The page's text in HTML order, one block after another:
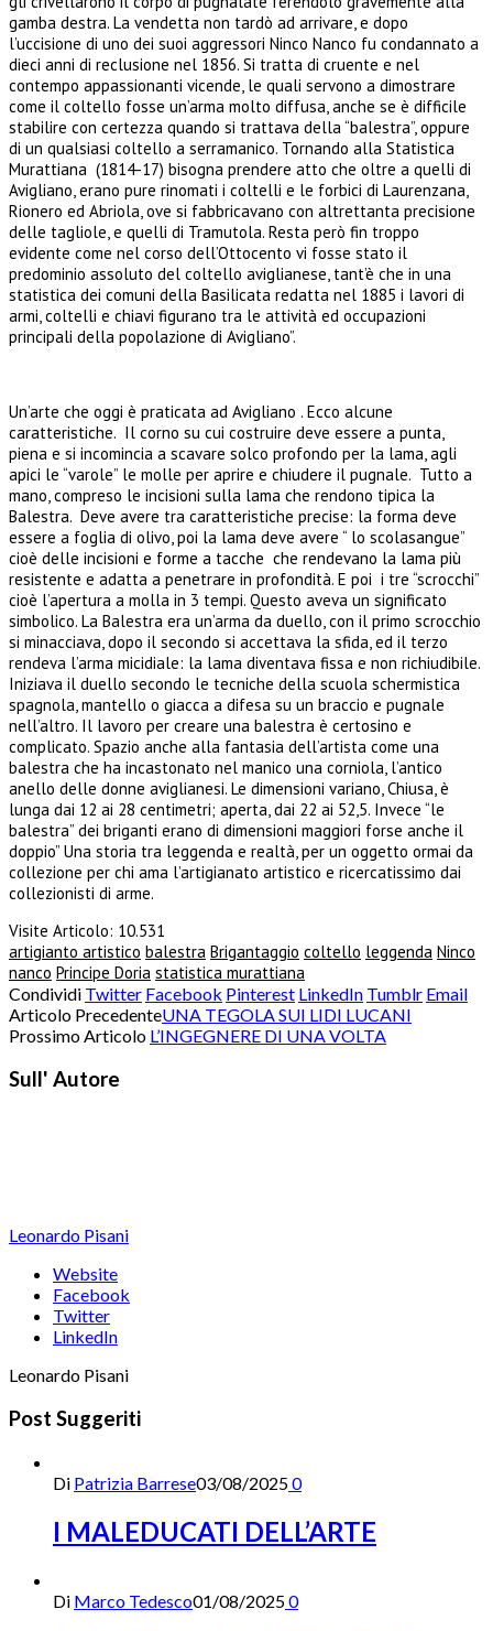
gamba destra. La vendetta non tardò ad arrivare, e dopo
l’uccisione di uno dei suoi aggressori Ninco Nanco fu condannato a
dieci anni di reclusione nel 1856. Si tratta di cruente e nel
contempo appassionanti vicende, le quali servono a dimostrare
come il coltello fosse un’arma molto diffusa, anche se è difficile
stabilire con certezza quando si trattava della “balestra”, oppure
di un qualsiasi coltello a serramanico. Tornando alla Statistica
Murattiana (1814-17) bisogna prendere atto che oltre a quelli di
Avigliano, erano pure rinomati i coltelli e le forbici di Laurenzana,
Rionero ed Abriola, ove si fabbricavano con altrettanta precisione
delle tagliole, e quelli di Tramutola. Resta però fin troppo
evidente come nel corso dell’Ottocento vi fosse stato il
predominio assoluto del coltello aviglianese, tant’è che in una
statistica dei comuni della Basilicata redatta nel 1885 i lavori di
armi, coltelli e chiavi figurano tra le attività ed occupazioni
principali della popolazione di Avigliano”.
Un’arte che oggi è praticata ad Avigliano . Ecco alcune
caratteristiche. Il corno su cui costruire deve essere a punta,
piena e si incomincia a scavare solco profondo per la lama, agli
apici le “varole” le molle per aprire e chiudere il pugnale. Tutto a
mano, compreso le incisioni sulla lama che rendono tipica la
Balestra. Deve avere tra caratteristiche precise: la forma deve
essere a foglia di olivo, poi la lama deve avere “ lo scolasangue”
cioè delle incisioni e forme a tacche che rendevano la lama più
resistente e adatta a penetrare in profondità. E poi i tre “scrocchi”
cioè l’apertura a molla in 3 tempi. Questo aveva un significato
simbolico. La Balestra era un’arma da duello, con il primo scrocchio
si minacciava, dopo il secondo si accettava la sfida, ed il terzo
rendeva l’arma micidiale: la lama diventava fissa e non richiudibile.
Iniziava il duello secondo le tecniche della scuola schermistica
spagnola, mantello o giacca a difesa su un braccio e pugnale
nell’altro. Il lavoro per creare una balestra è certosino e
complicato. Spazio anche alla fantasia dell’artista come una
balestra che ha incastonato nel manico una corniola, l’antico
anello delle donne aviglianesi. Le dimensioni variano, Chiusa, è
lunga dai 12 ai 28 centimetri; aperta, dai 22 ai 52,5. Invece “le
balestra” dei briganti erano di dimensioni maggiori forse anche il
doppio” Una storia tra leggenda e realtà, per un oggetto ormai da
collezione per chi ama l’artigianato artistico e ricercatissimo dai
collezionisti di arme.
Visite Articolo: 10.531
artigianto artistico balestra Brigantaggio coltello leggenda Ninco
nanco Principe Doria statistica murattiana
Condividi Twitter Facebook Pinterest LinkedIn Tumblr Email
Articolo PrecedenteUNA TEGOLA SUI LIDI LUCANI
Prossimo Articolo L’INGEGNERE DI UNA VOLTA
Sull' Autore
Leonardo Pisani
Website
Facebook
Twitter
LinkedIn
Leonardo Pisani
Post Suggeriti
Di Patrizia Barrese03/08/20250
I MALEDUCATI DELL’ARTE
Di Marco Tedesco01/08/20250